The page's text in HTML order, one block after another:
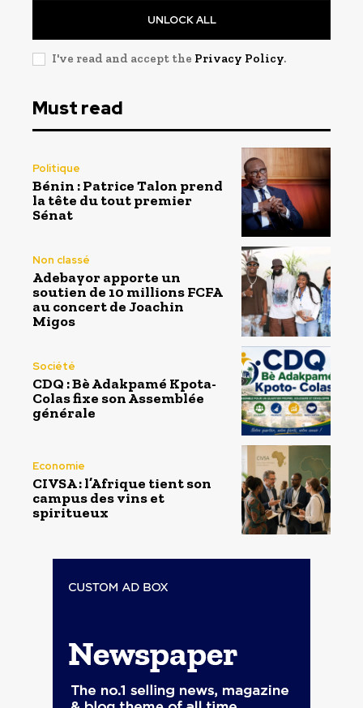
UNLOCK ALL
I've read and accept the Privacy Policy.
Must read
Politique
Bénin : Patrice Talon prend
la tête du tout premier
Sénat
Non classé
Adebayor apporte un
soutien de 10 millions FCFA
au concert de Joachin
Migos
Société
CDQ : Bè Adakpamé Kpota-
Colas fixe son Assemblée
générale
Economie
CIVSA : l’Afrique tient son
campus des vins et
spiritueux